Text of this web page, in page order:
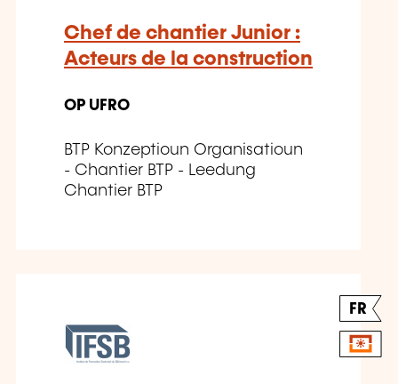
Chef de chantier Junior :
Acteurs de la construction
OP UFRO
BTP Konzeptioun Organisatioun
- Chantier BTP - Leedung
Chantier BTP
FR